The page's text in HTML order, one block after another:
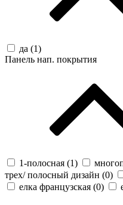
да (1)
Панель нап. покрытия
1-полосная (1)
трех/ полосный дизайн (0)
елка французская (0)